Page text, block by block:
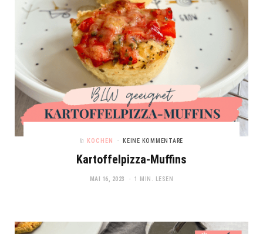
In KOCHEN KEINE KOMMENTARE
Kartoffelpizza-Muffins
MAI 16, 2023 1 MIN. LESEN